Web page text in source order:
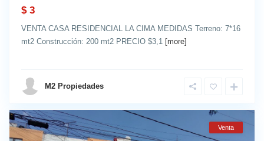
$ 3
VENTA CASA RESIDENCIAL LA CIMA MEDIDAS Terreno: 7*16
mt2 Construcción: 200 mt2 PRECIO $3,1 [more]
M2 Propiedades
Venta